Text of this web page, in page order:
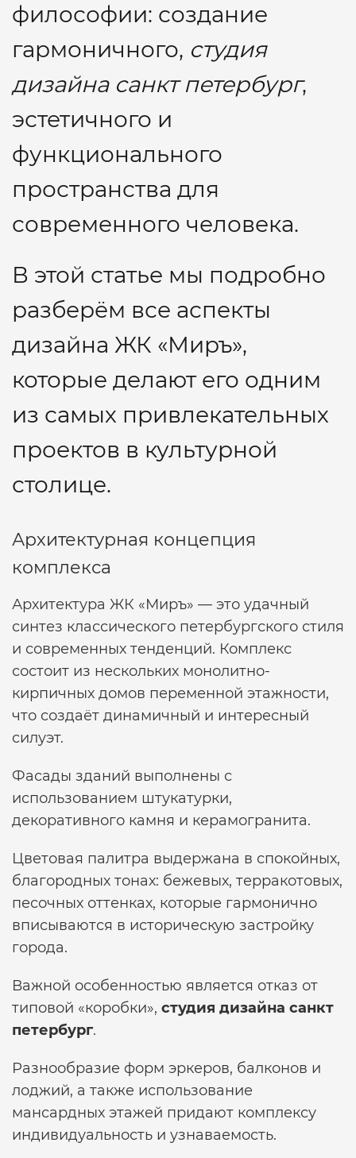
философии: создание
гармоничного, студия
дизайна санкт петербург,
эстетичного и
функционального
пространства для
современного человека.
В этой статье мы подробно
разберём все аспекты
дизайна ЖК «Миръ»,
которые делают его одним
из самых привлекательных
проектов в культурной
столице.
Архитектурная концепция
комплекса
Архитектура ЖК «Миръ» — это удачный
синтез классического петербургского стиля
и современных тенденций. Комплекс
состоит из нескольких монолитно-
кирпичных домов переменной этажности,
что создаёт динамичный и интересный
силуэт.
Фасады зданий выполнены с
использованием штукатурки,
декоративного камня и керамогранита.
Цветовая палитра выдержана в спокойных,
благородных тонах: бежевых, терракотовых,
песочных оттенках, которые гармонично
вписываются в историческую застройку
города.
Важной особенностью является отказ от
типовой «коробки», студия дизайна санкт
петербург.
Разнообразие форм эркеров, балконов и
лоджий, а также использование
мансардных этажей придают комплексу
индивидуальность и узнаваемость.